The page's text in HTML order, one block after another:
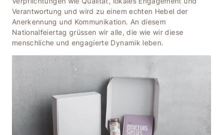
Verantwortung und wird zu einem echten Hebel der
Anerkennung und Kommunikation. An diesem
Nationalfeiertag grüssen wir alle, die wie wir diese
menschliche und engagierte Dynamik leben.